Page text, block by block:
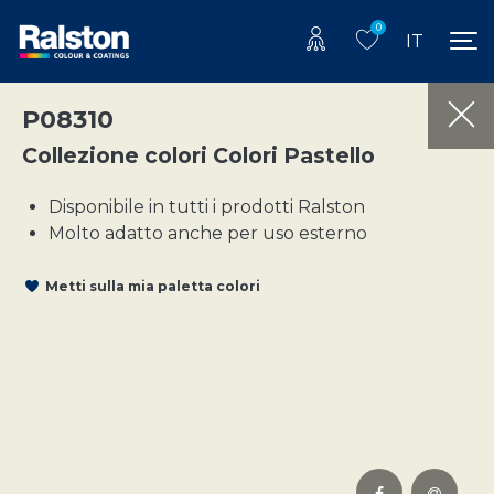
0
IT
P08310
Collezione colori Colori Pastello
Disponibile in tutti i prodotti Ralston
Molto adatto anche per uso esterno
Metti sulla mia paletta colori